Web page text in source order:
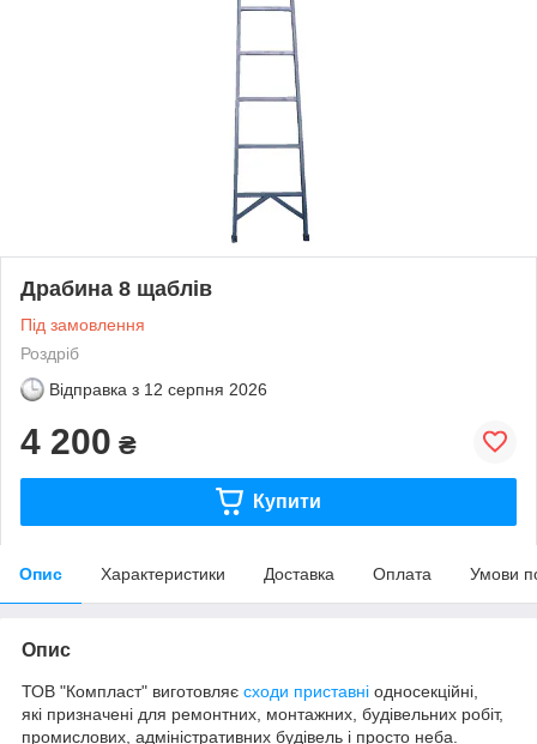
Драбина 8 щаблів
Під замовлення
Роздріб
Відправка з 12 серпня 2026
4 200 ₴
Купити
Опис Характеристики Доставка Оплата Умови
Опис
ТОВ "Компласт" виготовляє сходи приставні односекційні,
які призначені для ремонтних, монтажних, будівельних робіт,
промислових, адміністративних будівель і просто неба.